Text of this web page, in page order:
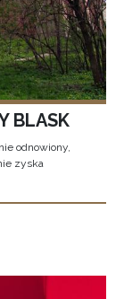
BLASK
odnowiony,
zyska